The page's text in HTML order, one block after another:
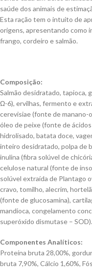
saúde dos animais de
Esta ração tem o intuito de
origens, apresentando como
frango, cordeiro e salmão.
Composição:
Salmão desidratado, tapioca,
Ω-6), ervilhas, fermento e
cerevisiae (fonte de manano-
óleo de peixe (fonte de
hidrolisado, batata doce,
inteiro desidratado, polpa de
inulina (fibra solúvel de
celulose natural (fonte de
solúvel extraída de Plantago
cravo, tomilho, alecrim,
(fonte de glucosamina),
mandioca, congelamento
superóxido dismutase – SOD).
Componentes Analíticos:
Proteína bruta 28,00%,
bruta 7,90%, Cálcio 1,60%,